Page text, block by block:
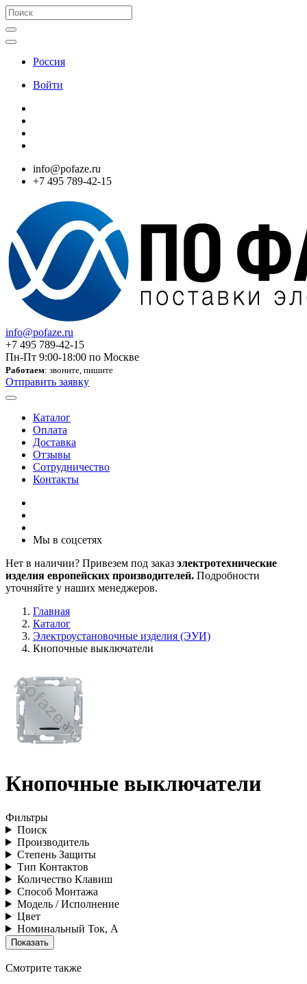
Россия
Войти
info@pofaze.ru
+7 495 789-42-15
info@pofaze.ru
+7 495 789-42-15
Пн-Пт 9:00-18:00 по Москве
Работаем: звоните, пишите
Отправить заявку
Каталог
Оплата
Доставка
Отзывы
Сотрудничество
Контакты
Мы в соцсетях
Нет в наличии? Привезем под заказ электротехнические
изделия европейских производителей. Подробности
уточняйте у наших менеджеров.
Главная
Каталог
Электроустановочные изделия (ЭУИ)
Кнопочные выключатели
Кнопочные выключатели
Фильтры
Поиск
Производитель
Степень Защиты
Тип Контактов
Количество Клавиш
Способ Монтажа
Модель / Исполнение
Цвет
Номинальный Ток, А
Смотрите также